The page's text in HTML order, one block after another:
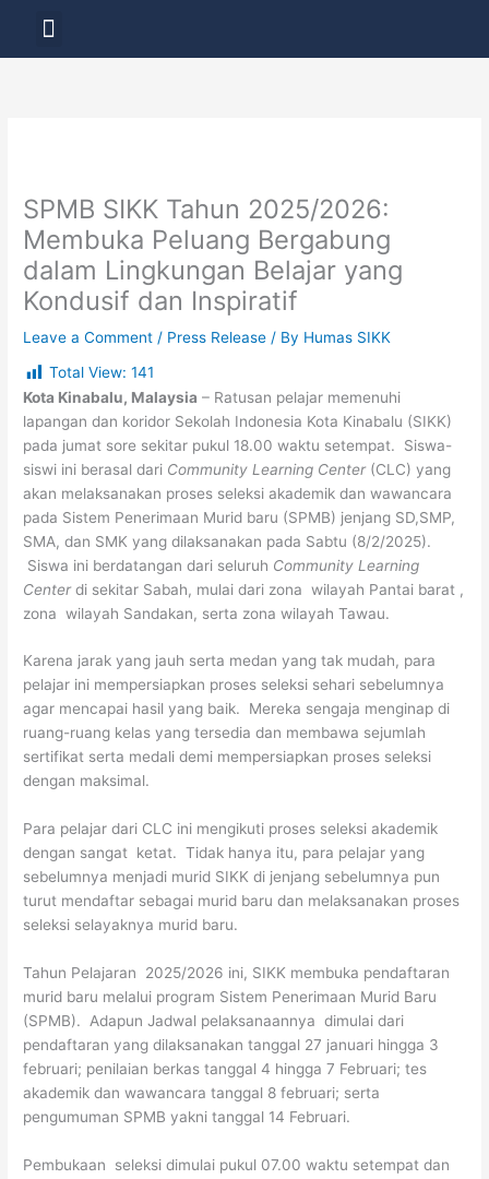
content
Menu
SPMB SIKK Tahun 2025/2026:
Membuka Peluang Bergabung
dalam Lingkungan Belajar yang
Kondusif dan Inspiratif
Leave a Comment / Press Release / By Humas SIKK
Total View: 141
Kota Kinabalu, Malaysia – Ratusan pelajar memenuhi
lapangan dan koridor Sekolah Indonesia Kota Kinabalu (SIKK)
pada jumat sore sekitar pukul 18.00 waktu setempat. Siswa-
siswi ini berasal dari Community Learning Center(CLC) yang
akan melaksanakan proses seleksi akademik dan wawancara
pada Sistem Penerimaan Murid baru (SPMB) jenjang SD,SMP,
SMA, dan SMK yang dilaksanakan pada Sabtu (8/2/2025).
Siswa ini berdatangan dari seluruh Community Learning
Centerdi sekitar Sabah, mulai dari zona wilayah Pantai barat ,
zona wilayah Sandakan, serta zona wilayah Tawau.
Karena jarak yang jauh serta medan yang tak mudah, para
pelajar ini mempersiapkan proses seleksi sehari sebelumnya
agar mencapai hasil yang baik. Mereka sengaja menginap di
ruang-ruang kelas yang tersedia dan membawa sejumlah
sertifikat serta medali demi mempersiapkan proses seleksi
dengan maksimal.
Para pelajar dari CLC ini mengikuti proses seleksi akademik
dengan sangat ketat. Tidak hanya itu, para pelajar yang
sebelumnya menjadi murid SIKK di jenjang sebelumnya pun
turut mendaftar sebagai murid baru dan melaksanakan proses
seleksi selayaknya murid baru.
Tahun Pelajaran 2025/2026 ini, SIKK membuka pendaftaran
murid baru melalui program Sistem Penerimaan Murid Baru
(SPMB). Adapun Jadwal pelaksanaannya dimulai dari
pendaftaran yang dilaksanakan tanggal 27 januari hingga 3
februari; penilaian berkas tanggal 4 hingga 7 Februari; tes
akademik dan wawancara tanggal 8 februari; serta
pengumuman SPMB yakni tanggal 14 Februari.
Pembukaan seleksi dimulai pukul 07.00 waktu setempat dan